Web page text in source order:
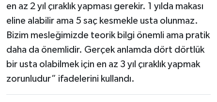
en az 2 yıl çıraklık yapması gerekir. 1 yılda makası
eline alabilir ama 5 saç kesmekle usta olunmaz.
Bizim mesleğimizde teorik bilgi önemli ama pratik
daha da önemlidir. Gerçek anlamda dört dörtlük
bir usta olabilmek için en az 3 yıl çıraklık yapmak
zorunludur” ifadelerini kullandı.